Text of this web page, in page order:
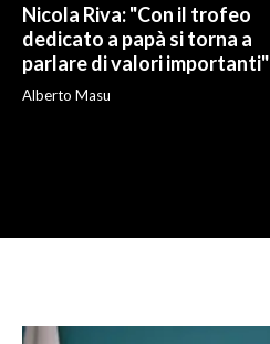
Nicola Riva: "Con il trofeo
dedicato a papà si torna a
parlare di valori importanti"
Alberto Masu